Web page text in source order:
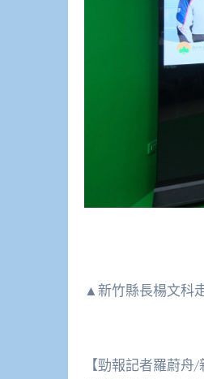
▲新竹縣長楊文科
【勁報記者羅蔚舟/